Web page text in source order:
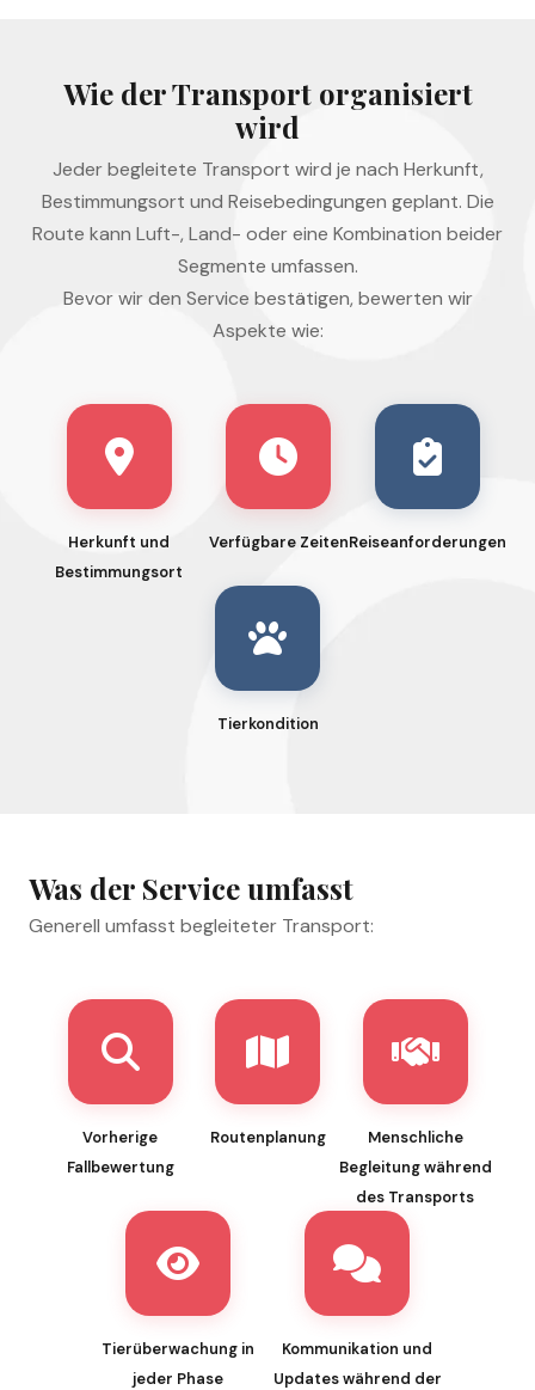
Wie der Transport organisiert
wird
Jeder begleitete Transport wird je nach Herkunft,
Bestimmungsort und Reisebedingungen geplant. Die
Route kann Luft-, Land- oder eine Kombination beider
Segmente umfassen.
Bevor wir den Service bestätigen, bewerten wir
Aspekte wie:
Herkunft und
Bestimmungsort
Verfügbare ZeitenReiseanforderungen
Tierkondition
Was der Service umfasst
Generell umfasst begleiteter Transport:
Vorherige
Fallbewertung
Routenplanung
Menschliche
Begleitung während
des Transports
Tierüberwachung in
jeder Phase
Kommunikation und
Updates während der